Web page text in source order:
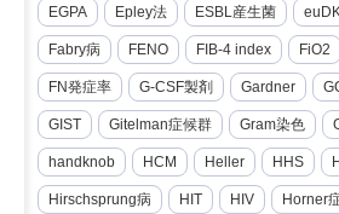
EGPA Epley法 ESBL産生菌
Fabry病 FENO FIB-4 index FiO2
FN発症率 G-CSF製剤 Gardner
GIST Gitelman症候群 Gram染色
handknob HCM Heller HHS
Hirschsprung病 HIT HIV Horner